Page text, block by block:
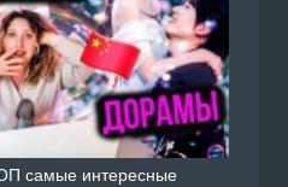
самые интересные